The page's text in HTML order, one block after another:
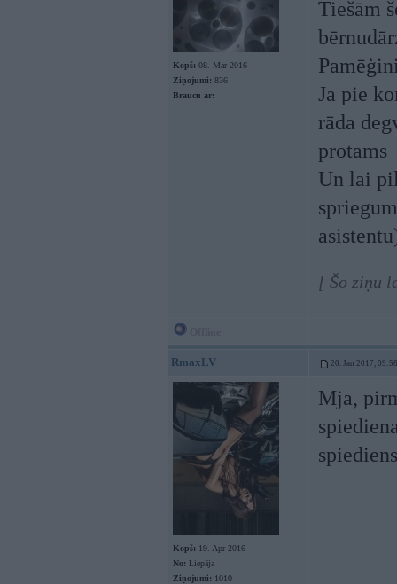
Kopš: 08. Mar 2016
Ziņojumi: 836
Braucu ar:
Tiešām
Ja pie
rāda
protams
Un lai
[ Šo ziņu
RmaxLV 20. Jan 2017, 09:56
Kopš: 19. Apr 2016
No: Liepāja
Ziņojumi: 1010
Mja,